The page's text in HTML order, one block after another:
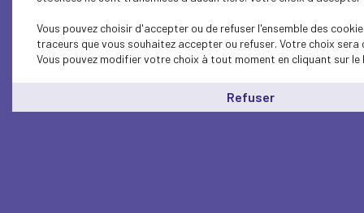
Vous pouvez choisir d'accepter ou de refuser l'ensemble des
traceurs que vous souhaitez accepter ou refuser. Votre choix
Vous pouvez modifier votre choix à tout moment en cliquant sur le
Refuser